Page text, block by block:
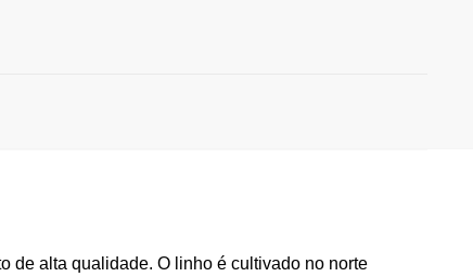
de alta qualidade. O linho é cultivado no norte